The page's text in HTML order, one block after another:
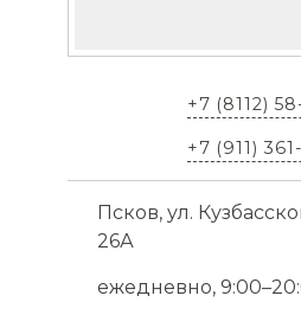
+7 (8112)
+7 (911)
Псков, ул.
26А
ежедневно,